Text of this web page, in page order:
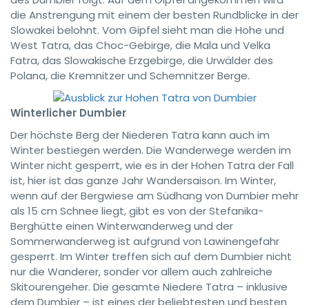
die Anstrengung mit einem der besten Rundblicke in der
Slowakei belohnt. Vom Gipfel sieht man die Hohe und
West Tatra, das Choc-Gebirge, die Mala und Velka
Fatra, das Slowakische Erzgebirge, die Urwälder des
Polana, die Kremnitzer und Schemnitzer Berge.
Winterlicher Dumbier
Der höchste Berg der Niederen Tatra kann auch im
Winter bestiegen werden. Die Wanderwege werden im
Winter nicht gesperrt, wie es in der Hohen Tatra der Fall
ist, hier ist das ganze Jahr Wandersaison. Im Winter,
wenn auf der Bergwiese am Südhang von Dumbier mehr
als 15 cm Schnee liegt, gibt es von der Stefanika-
Berghütte einen Winterwanderweg und der
Sommerwanderweg ist aufgrund von Lawinengefahr
gesperrt. Im Winter treffen sich auf dem Dumbier nicht
nur die Wanderer, sonder vor allem auch zahlreiche
Skitourengeher. Die gesamte Niedere Tatra – inklusive
dem Dumbier – ist eines der beliebtesten und besten